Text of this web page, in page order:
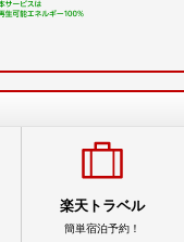
楽天トラベル
簡単宿泊予約！